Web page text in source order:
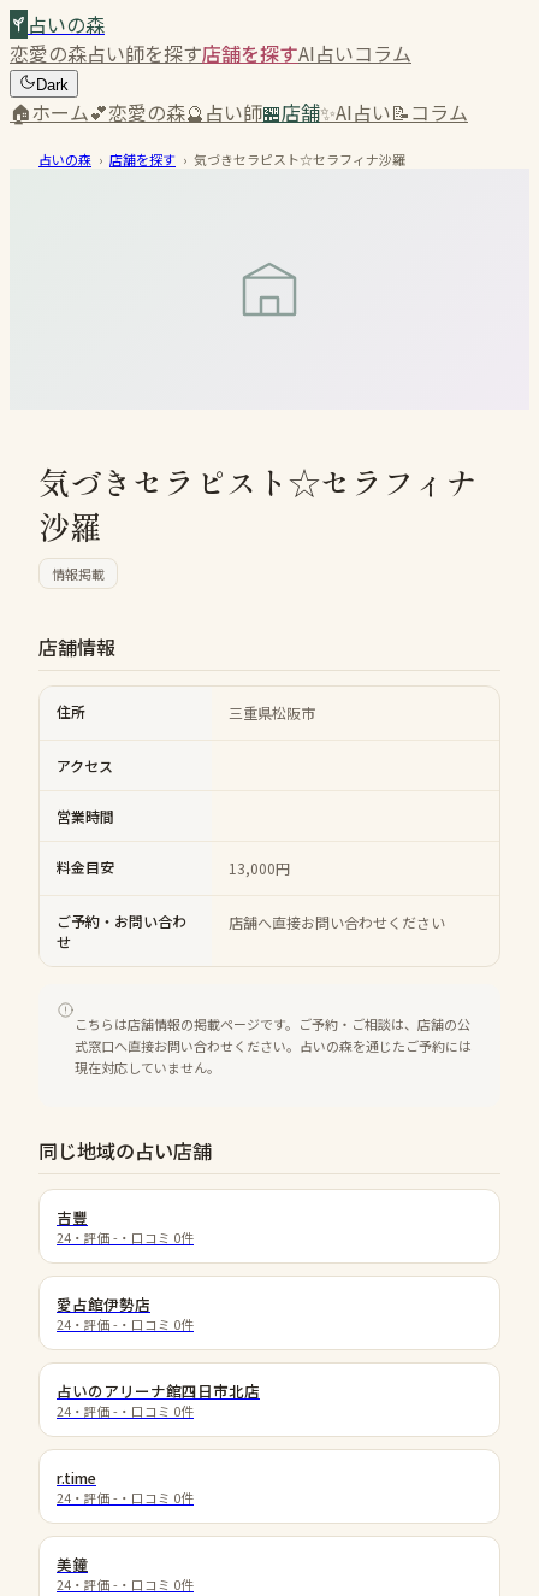
占いの森
恋愛の森占い師を探す店舗を探すAI占いコラム
Dark
🏠ホーム💕恋愛の森🔮占い師🏪店舗✨AI占い📝コラム
占いの森 › 店舗を探す › 気づきセラピスト☆セラフィナ沙羅
気づきセラピスト☆セラフィナ
沙羅
情報掲載
店舗情報
住所 三重県松阪市
アクセス
営業時間
料金目安 13,000円
ご予約・お問い合わ
せ
店舗へ直接お問い合わせください
こちらは店舗情報の掲載ページです。ご予約・ご相談は、店舗の公
式窓口へ直接お問い合わせください。占いの森を通じたご予約には
現在対応していません。
同じ地域の占い店舗
吉豐
24 ・評価 - ・口コミ 0件
愛占館伊勢店
24 ・評価 - ・口コミ 0件
占いのアリーナ館四日市北店
24 ・評価 - ・口コミ 0件
r.time
24 ・評価 - ・口コミ 0件
美鐘
24 ・評価 - ・口コミ 0件